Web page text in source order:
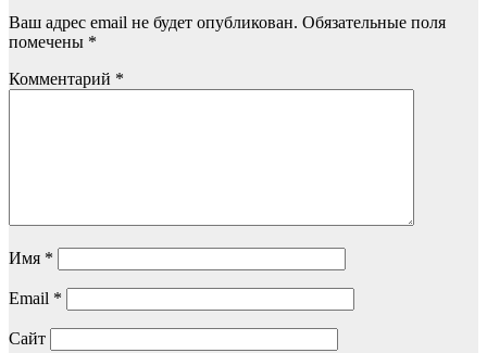
Ваш адрес email не будет опубликован. Обязательные поля
помечены *
Комментарий *
Имя *
Email *
Сайт